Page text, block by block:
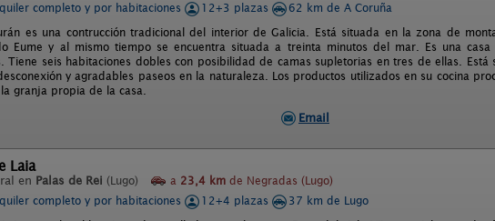
completo y por habitaciones
12+3 plazas
62 km de A Coruña
es una contrucción tradicional del interior de Galicia. Está situada en la zona de
Eume y al mismo tiempo se encuentra situada a treinta minutos del mar. Es una casa
Tiene seis habitaciones dobles con posibilidad de camas supletorias en tres de ellas.
y agradables paseos en la naturaleza. Los productos utilizados en su cocina
granja propia de la casa.
Email
Laia
en Palas de Rei (Lugo) a 23,4 km de Negradas (Lugo)
completo y por habitaciones
12+4 plazas
37 km de Lugo